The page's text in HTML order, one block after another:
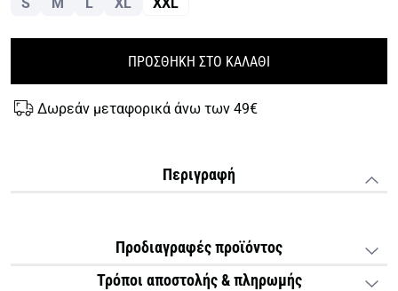
ΠΡΟΣΘΗΚΗ ΣΤΟ ΚΑΛΑΘΙ
Δωρεάν μεταφορικά άνω των 49€
Περιγραφή
Προδιαγραφές προϊόντος
Τρόποι αποστολής & πληρωμής